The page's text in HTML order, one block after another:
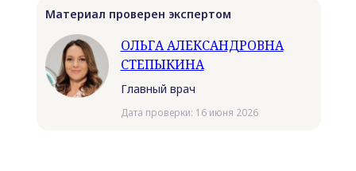
ОЛЬГА АЛЕКСАНДРОВНА
СТЕПЫКИНА
Материал проверен экспертом
Главный врач
Дата проверки: 16 июня 2026